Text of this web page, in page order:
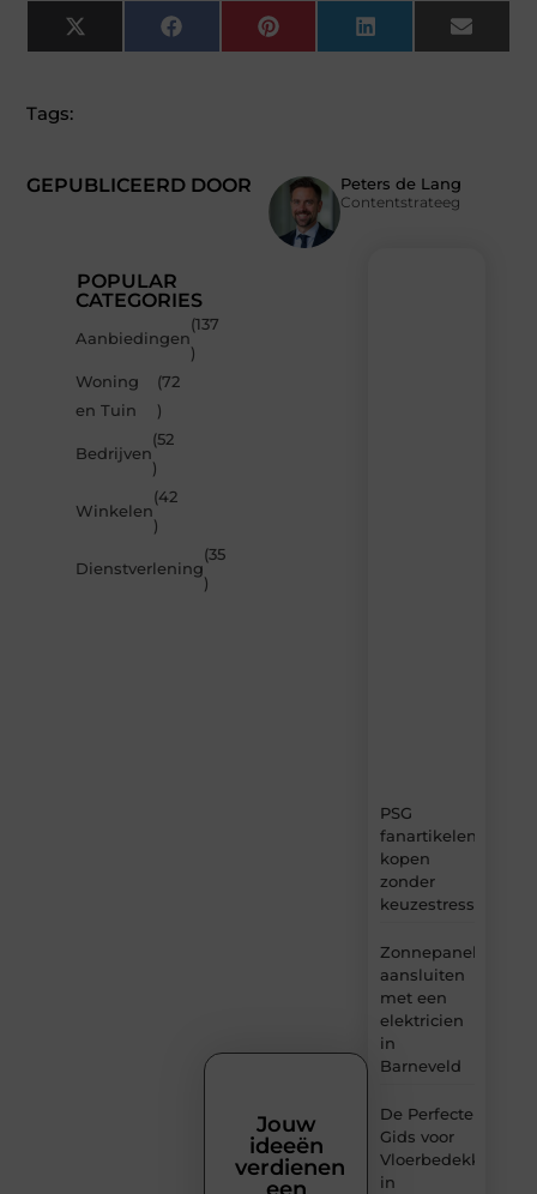
X
(Twitter)
FacebookPinterest LinkedIn Email
GEPUBLICEERD DOOR Peters de Lang
Contentstrateeg
Tags:
POPULAR
CATEGORIES
Aanbiedingen
(137
)
Woning
en Tuin
(72
)
Bedrijven
(52
)
Winkelen
(42
)
Dienstverlening
(35
)
PSG
fanartikelen
kopen
zonder
keuzestress
Zonnepanelen
aansluiten
met een
elektricien
in
Barneveld
De Perfecte
Gids voor
Vloerbedekking
in
Jouw
ideeën
verdienen